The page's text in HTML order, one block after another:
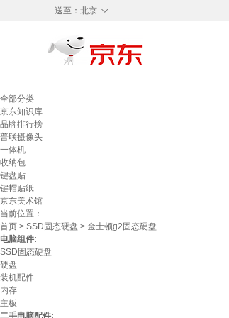
◇
送至： 北京
全部分类
京东知识库
品牌排行榜
普联摄像头
一体机
收纳包
键盘贴
键帽贴纸
京东美术馆
当前位置：
首页 > SSD固态硬盘 > 金士顿g2固态硬盘
电脑组件:
SSD固态硬盘
硬盘
装机配件
内存
主板
二手电脑配件: